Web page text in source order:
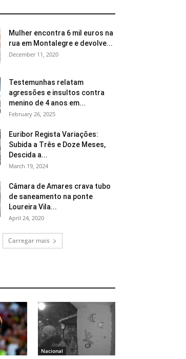
Mulher encontra 6 mil euros na
rua em Montalegre e devolve...
December 11, 2020
Testemunhas relatam
agressões e insultos contra
menino de 4 anos em...
February 26, 2025
Euribor Regista Variações:
Subida a Três e Doze Meses,
Descida a...
March 19, 2024
Câmara de Amares crava tubo
de saneamento na ponte
Loureira Vila...
April 24, 2020
Carregar mais
Nacional